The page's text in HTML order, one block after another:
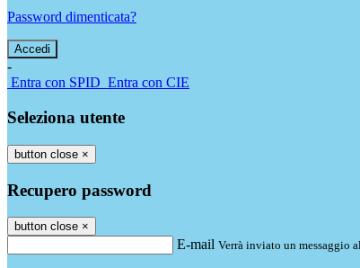
Password dimenticata?
-
Entra con SPID Entra con CIE
Seleziona utente
button close ×
Recupero password
button close ×
E-mail Verrà inviato un messaggio